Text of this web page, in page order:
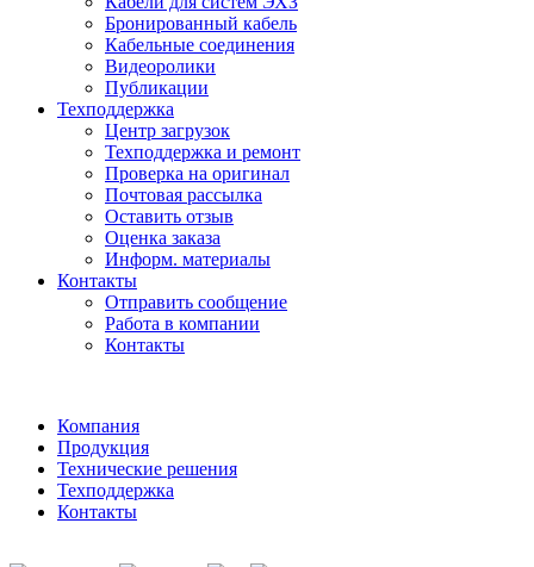
Бронированный кабель
Кабельные соединения
Видеоролики
Публикации
Техподдержка
Центр загрузок
Техподдержка и ремонт
Проверка на оригинал
Почтовая рассылка
Оставить отзыв
Оценка заказа
Информ. материалы
Контакты
Отправить сообщение
Работа в компании
Контакты
Компания
Продукция
Технические решения
Техподдержка
Контакты